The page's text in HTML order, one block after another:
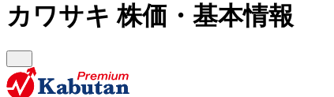
カワサキ株価・基本情報